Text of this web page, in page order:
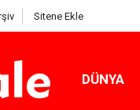
Sitene Ekle
DÜNYA